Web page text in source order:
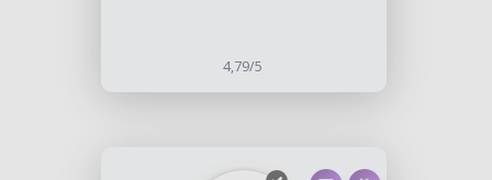
4,79/5